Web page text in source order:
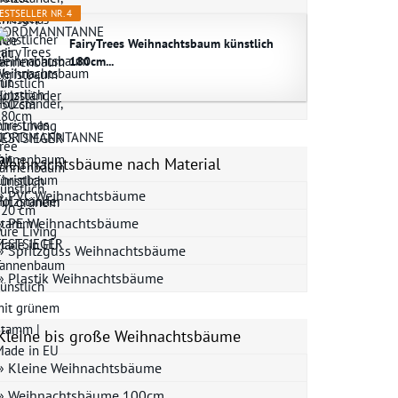
NR. 4
FairyTrees Weihnachtsbaum künstlich
180cm...
nach Material
PVC Weihnachtsbäume
PE Weihnachtsbäume
Spritzguss Weihnachtsbäume
Plastik Weihnachtsbäume
bis große Weihnachtsbäume
Kleine Weihnachtsbäume